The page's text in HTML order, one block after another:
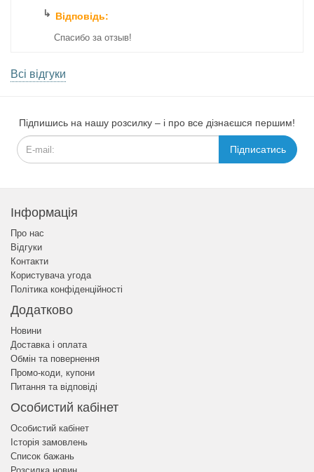
Відповідь:
Спасибо за отзыв!
Всі відгуки
Підпишись на нашу розсилку – і про все дізнаєшся першим!
Підписатись
Інформація
Про нас
Відгуки
Контакти
Користувача угода
Політика конфіденційності
Додатково
Новини
Доставка і оплата
Обмін та повернення
Промо-коди, купони
Питання та відповіді
Особистий кабінет
Особистий кабінет
Історія замовлень
Список бажань